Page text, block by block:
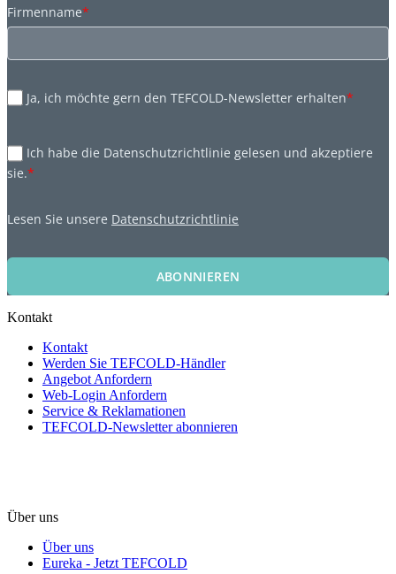
Firmenname*
Ja, ich möchte gern den TEFCOLD-Newsletter erhalten*
Ich habe die Datenschutzrichtlinie gelesen und akzeptiere
sie.*
Lesen Sie unsere Datenschutzrichtlinie
ABONNIEREN
Kontakt
Kontakt
Werden Sie TEFCOLD-Händler
Angebot Anfordern
Web-Login Anfordern
Service & Reklamationen
TEFCOLD-Newsletter abonnieren
Über uns
Über uns
Eureka - Jetzt TEFCOLD